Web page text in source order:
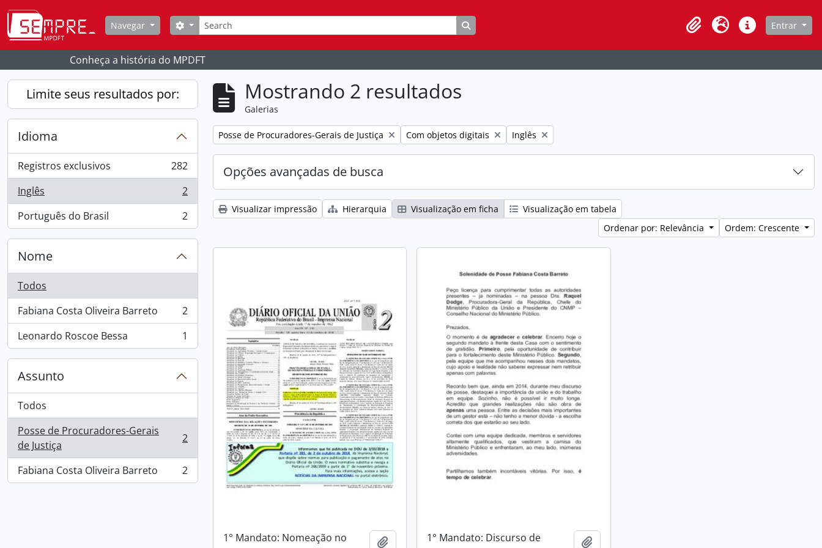
Skip to main content
Navegar
Buscar
Opções de busca
Clipboard
Idioma Atalhos Entrar
Conheça a história do MPDFT
Limite seus resultados por:
Idioma
Registros exclusivos
, 282 resultados
282
Inglês
, 2 resultados
2
Português do Brasil
, 2 resultados 2
Nome
Todos
Fabiana Costa Oliveira Barreto
, 2 resultados
2
Leonardo Roscoe Bessa
, 1 resultados 1
Assunto
Todos
Posse de Procuradores-Gerais
de Justiça
, 2 resultados 2
Fabiana Costa Oliveira Barreto
, 2 resultados 2
Mostrando 2 resultados
Galerias
Remover filtro:
Posse de Procuradores-Gerais de Justiça Remover filtro:
Com objetos digitais Remover filtro:
Inglês
Opções avançadas de busca
Visualizar impressão Hierarquia Visualização em ficha
Visualização em tabela
Ordenar por: Relevância
Ordem: Crescente
1° Mandato: Nomeação no
Adicionar a área de transferência
1° Mandato: Discurso de
Adicionar a área de transferência